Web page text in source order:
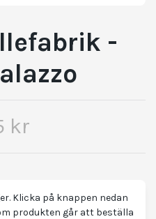
-
kr
Klicka på knappen nedan
produkten går att beställa